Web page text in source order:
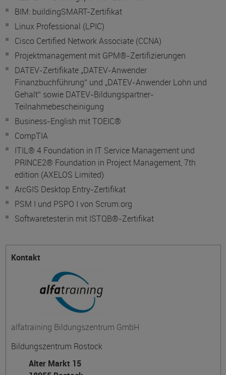
BIM: buildingSMART-Zertifikat
Linux Professional (LPIC)
Cisco Certified Network Associate (CCNA)
Projektmanagement mit GPM®-Zertifizierungen
DATEV-Zertifikate „DATEV-Anwender
Finanzbuchführung“ und „DATEV-Anwender Lohn und
Gehalt“ sowie DATEV-Bildungspartner-
Teilnahmebescheinigung
Business-English mit TOEIC®
CompTIA
ITIL® 4 Foundation in IT Service Management und
PRINCE2® Foundation in Project Management, 7th
edition (AXELOS Limited)
ArcGIS Desktop Entry-Zertifikat
PSM I und PSPO I von Scrum.org
Softwaretester:in mit ISTQB®-Zertifikat
Kontakt
alfatraining Bildungszentrum GmbH
Bildungszentrum Rostock
Alter Markt 15